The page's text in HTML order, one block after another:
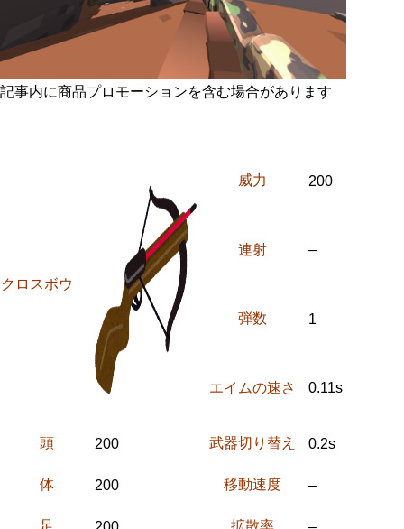
記事内に商品プロモーションを含む場合があります
クロスボウ
威力 200
連射 –
弾数 1
エイムの速さ 0.11s
頭 200 武器切り替え 0.2s
体 200 移動速度 –